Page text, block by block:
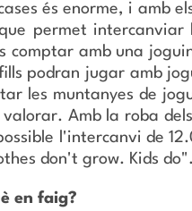
és enorme, i amb
permet intercanviar
amb una
podran jugar amb
les muntanyes de
Amb la roba
l'intercanvi de
don't grow. Kids do".
en faig?